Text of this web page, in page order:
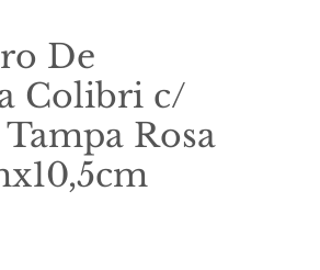
De
Colibri c/
Rosa